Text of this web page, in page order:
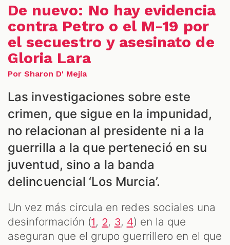
De nuevo: No hay evidencia
contra Petro o el M-19 por
el secuestro y asesinato de
Gloria Lara
Por Sharon D' Mejía
Las investigaciones sobre este
crimen, que sigue en la impunidad,
no relacionan al presidente ni a la
guerrilla a la que perteneció en su
juventud, sino a la banda
delincuencial ‘Los Murcia’.
Un vez más circula en redes sociales una
desinformación (1, 2, 3, 4) en la que
aseguran que el grupo guerrillero en el que